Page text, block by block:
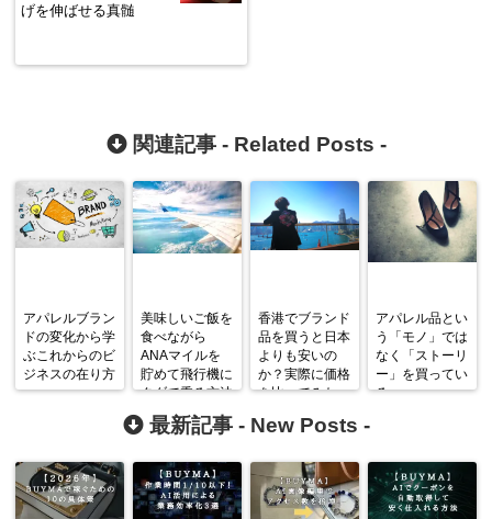
げを伸ばせる真髄
関連記事 - Related Posts -
アパレルブラン
ドの変化から学
ぶこれからのビ
ジネスの在り方
美味しいご飯を
食べながら
ANAマイルを
貯めて飛行機に
タダで乗る方法
香港でブランド
品を買うと日本
よりも安いの
か？実際に価格
を比べてみた
アパレル品とい
う「モノ」では
なく「ストーリ
ー」を買ってい
る
最新記事 - New Posts -